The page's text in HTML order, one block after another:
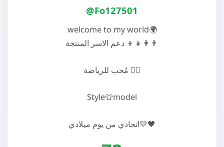
@Fo127501
welcome to my world🌍
دعم الاسر المنتجة 👨‍👩‍👧‍👦
مُحب للرياضة 🏋️‍♂️
Style👕model
اتحادي من يوم ميلادي💛🖤